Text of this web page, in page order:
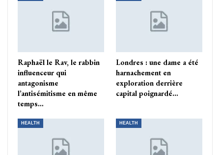
Raphaël le Rav, le rabbin
influenceur qui
antagonisme
l’antisémitisme en même
temps…
Londres : une dame a été
harnachement en
exploration derrière
capital poignardé…
HEALTH HEALTH